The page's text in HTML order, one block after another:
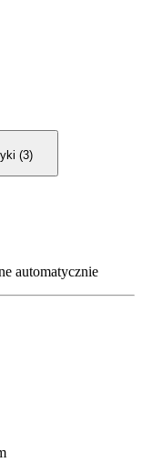
(3)
automatycznie